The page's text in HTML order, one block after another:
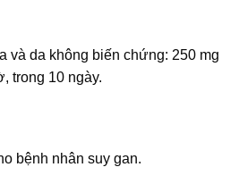
và da không biến chứng: 250 mg
trong 10 ngày.
bệnh nhân suy gan.